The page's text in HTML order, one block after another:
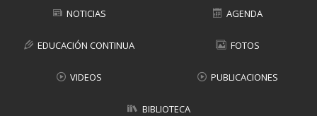
NOTICIAS AGENDA
EDUCACIÓN CONTINUA FOTOS
VIDEOS PUBLICACIONES
BIBLIOTECA